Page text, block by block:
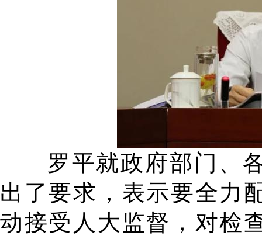
罗平就政府部门、
出了要求，表示要全力
动接受人大监督，对检